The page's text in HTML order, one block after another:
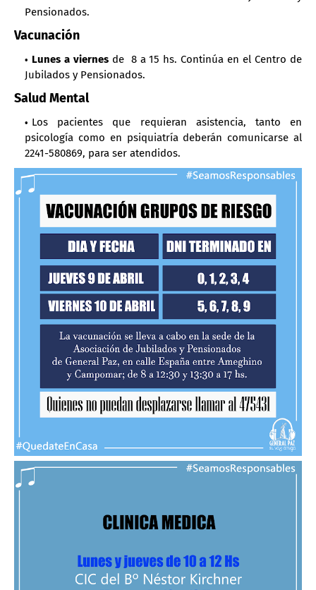
Pensionados.
Vacunación
Lunes a viernesde 8 a 15 hs. Continúa en el Centro de
Jubilados y Pensionados.
Salud Mental
Los pacientes que requieran asistencia, tanto en
psicología como en psiquiatría deberán comunicarse al
2241-580869, para ser atendidos.